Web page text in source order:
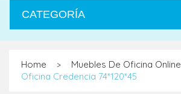
CATEGORÍA
Home > Muebles De Oficina Online
Oficina Credencia 74*120*45